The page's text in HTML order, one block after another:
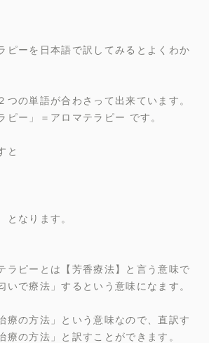
ピーを日本語で訳してみるとよくわか
つの単語が合わさって出来ています。
ピー」＝アロマテラピー です。
と
なります。
ラピーとは【芳香療法】と言う意味で
いで療法」するという意味になます。
療の方法」という意味なので、直訳す
療の方法」と訳すことができます。